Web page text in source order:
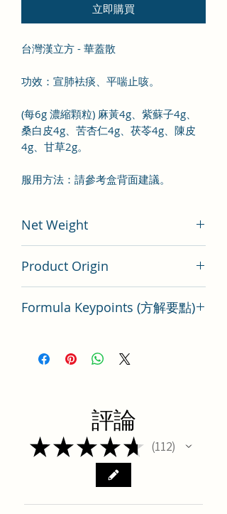
立即購買
台灣漢立方 - 華蓋散
功效：宣肺袪痰、平喘止咳。
(每6g 濃縮顆粒) 麻黃4g、紫蘇子4g、
桑白皮4g、苦杏仁4g、茯苓4g、陳皮
4g、甘草2g。
服用方法：請參考盒背面建議。
Net Weight
Product Origin
Formula Keypoints (方解要點)
評論
★★★★★ 112
112